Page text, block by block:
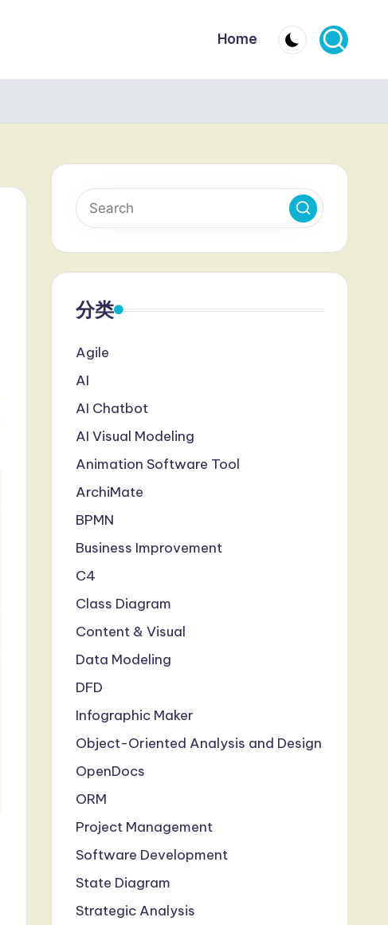
Home
分类
Agile
AI
AI Chatbot
AI Visual Modeling
Animation Software Tool
ArchiMate
BPMN
Business Improvement
C4
Class Diagram
Content & Visual
Data Modeling
DFD
Infographic Maker
Object-Oriented Analysis and Design
OpenDocs
ORM
Project Management
Software Development
State Diagram
Strategic Analysis